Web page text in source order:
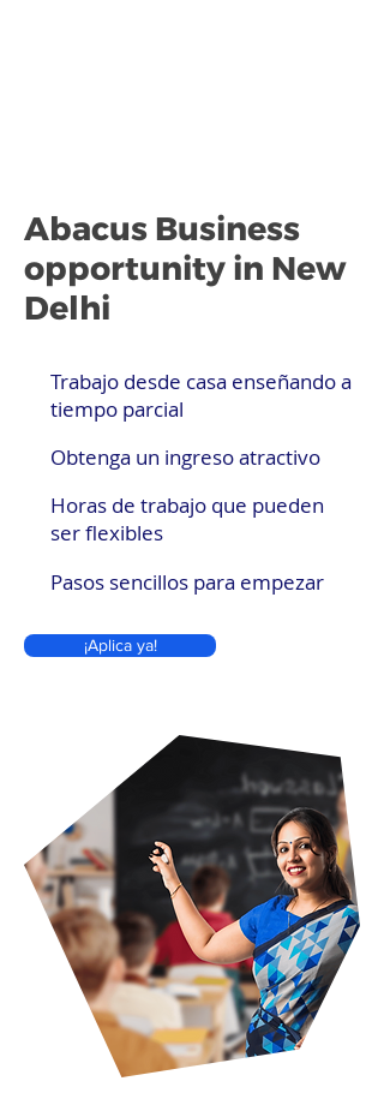
Abacus Business
opportunity in New
Delhi
Trabajo desde casa enseñando a
tiempo parcial
Obtenga un ingreso atractivo
Horas de trabajo que pueden
ser flexibles
Pasos sencillos para empezar
¡Aplica ya!